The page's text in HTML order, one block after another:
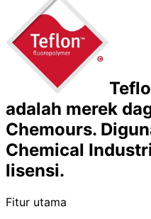
adalah merek
Chemours.
Chemical
lisensi.
Fitur utama